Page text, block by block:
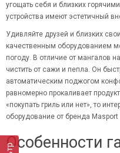
угощать себя и близких
устройства имеют эстетичный
Удивляйте друзей и близких
качественным оборудованием
погоду. В отличие от мангалов
чистить от сажи и пепла. Он
автоматическим поджогом
равномерно прокаливает
«покупать гриль или нет», то
оборудование от бренда
Особенности